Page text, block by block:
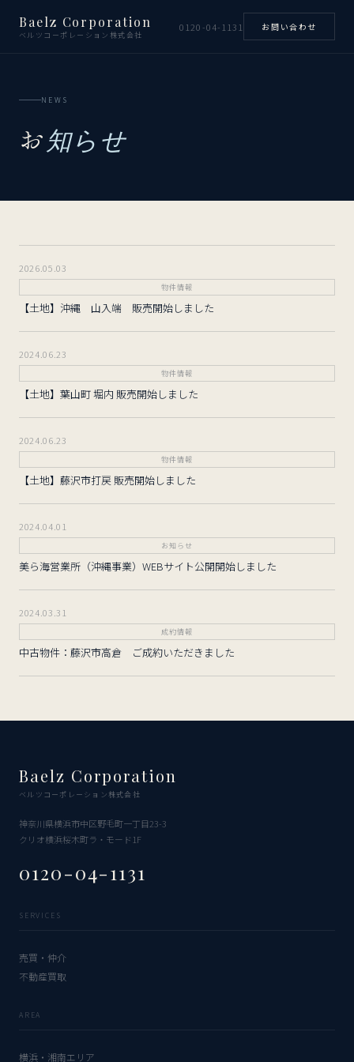
Baelz Corporation
ベルツコーポレーション株式会社
0120-04-1131 お問い合わせ
NEWS
お知らせ
2026.05.03
物件情報
【土地】沖縄 山入端 販売開始しました
2024.06.23
物件情報
【土地】葉山町 堀内 販売開始しました
2024.06.23
物件情報
【土地】藤沢市打戻 販売開始しました
2024.04.01
お知らせ
美ら海営業所（沖縄事業）WEBサイト公開開始しました
2024.03.31
成約情報
中古物件：藤沢市高倉 ご成約いただきました
Baelz Corporation
ベルツコーポレーション株式会社
神奈川県横浜市中区野毛町一丁目23-3
クリオ横浜桜木町ラ・モード1F
0120-04-1131
SERVICES
売買・仲介
不動産買取
AREA
横浜・湘南エリア